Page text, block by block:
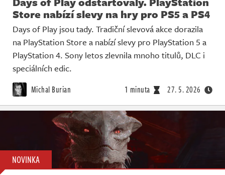
Store nabízí slevy na hry pro PS5 a PS4
Days of Play jsou tady. Tradiční slevová akce dorazila
na PlayStation Store a nabízí slevy pro PlayStation 5 a
PlayStation 4. Sony letos zlevnila mnoho titulů, DLC i
speciálních edic.
Michal Burian 1 minuta 27. 5. 2026
NOVINKA